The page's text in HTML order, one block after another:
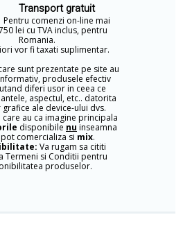
Transport gratuit
Pentru comenzi on-line mai
lei cu TVA inclus, pentru
Romania.
vor fi taxati suplimentar.
sunt prezentate pe site au
produsele efectiv
diferi usor in ceea ce
aspectul, etc.. datorita
ale device-ului dvs.
care au ca imagine principala
disponibile nu inseamna
pot comercializa si mix.
Va rugam sa cititi
Termeni si Conditii pentru
produselor.